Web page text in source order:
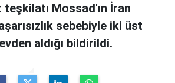
Mossad'ın İran
sebebiyle iki üst
aldığı bildirildi.